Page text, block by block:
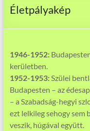
Életpályakép
1946-1952:
kerületben.
1952-1953:Szülei
Budapesten – az
– a Szabadság-hegyi
ezt lelkileg sehogy sem
veszik, húgával együtt.